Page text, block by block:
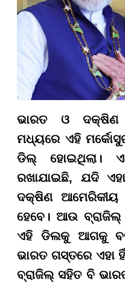
ଭାରତ ଓ ଦକ୍ଷିଣ
ମଧ୍ୟରେ ଏହି
ଡିଲ୍ ହୋଇଥିଲା।
ରଖାଯାଇଛି, ଯଦି
ଦକ୍ଷିଣ ଆମେରିକୀୟ
ହେବେ। ଆଉ ବ୍ରାଜିଲ୍
ଏହି ଡିଲକୁ ଆଗକୁ
ଭାରତ ଗସ୍ତରେ ଏହା
ବ୍ରାଜିଲ୍ ସହିତ ବି